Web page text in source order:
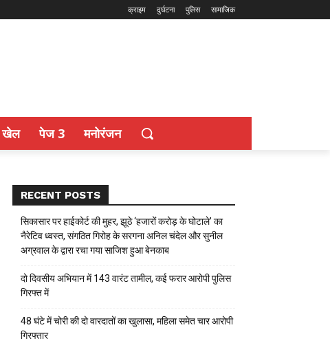
क्राइम दुर्घटना पुलिस सामाजिक
खेल पेज 3 मनोरंजन
RECENT POSTS
सिकासार पर हाईकोर्ट की मुहर, झूठे ‘हजारों करोड़ के घोटाले’ का
नैरेटिव ध्वस्त, संगठित गिरोह के सरगना अनिल चंदेल और सुनील
अग्रवाल के द्वारा रचा गया साजिश हुआ बेनकाब
दो दिवसीय अभियान में 143 वारंट तामील, कई फरार आरोपी पुलिस
गिरफ्त में
48 घंटे में चोरी की दो वारदातों का खुलासा, महिला समेत चार आरोपी
गिरफ्तार